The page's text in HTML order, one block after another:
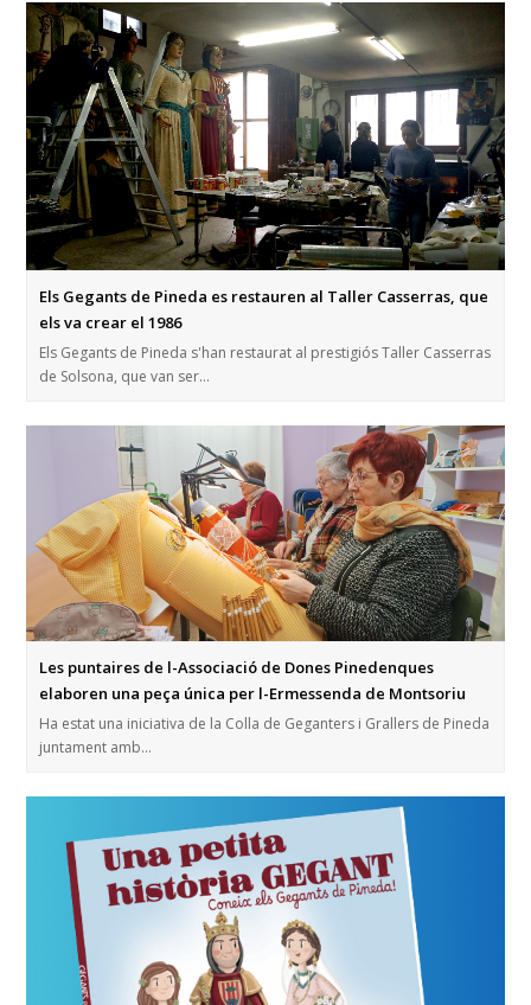
Els Gegants de Pineda es restauren al Taller Casserras, que
els va crear el 1986
Els Gegants de Pineda s'han restaurat al prestigiós Taller Casserras
de Solsona, que van ser…
Les puntaires de l-Associació de Dones Pinedenques
elaboren una peça única per l-Ermessenda de Montsoriu
Ha estat una iniciativa de la Colla de Geganters i Grallers de Pineda
juntament amb…